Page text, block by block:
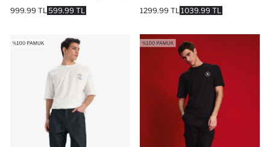
599.99 TL
999.99 TL 1039.99 TL
1299.99 TL